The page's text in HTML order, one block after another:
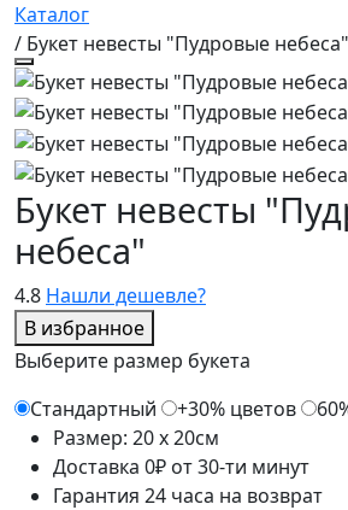
Каталог
/ Букет невесты "Пудровые небеса"
4.8 Нашли дешевле?
В избранное
Букет невесты
небеса"
Выберите размер букета
Стандартный
+30% цветов
Размер: 20 x 20см
Доставка 0₽ от 30-ти минут
Гарантия 24 часа на возврат